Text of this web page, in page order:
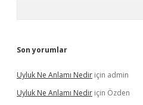
Son yorumlar
Uyluk Ne Anlamı Nedir için admin
Uyluk Ne Anlamı Nedir için Özden